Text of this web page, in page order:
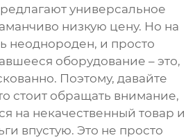
универсальное
низкую цену. Но на
неоднороден, и просто
оборудование – это,
Поэтому, давайте
стоит обращать внимание,
на некачественный товар и
впустую. Это не просто